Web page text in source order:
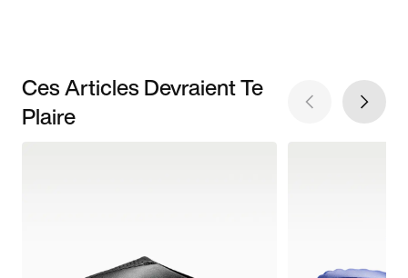
Ces Articles Devraient Te
Plaire